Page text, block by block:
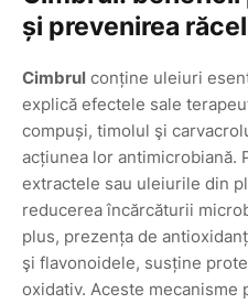
și prevenirea
Cimbrul conține uleiuri
explică efectele sale
compuși, timolul şi
acțiunea lor antimicrobiană.
extractele sau uleiurile din
reducerea încărcăturii
plus, prezența de
şi flavonoidele, susține
oxidativ. Aceste mecanisme